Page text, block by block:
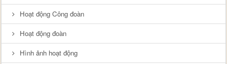
Hoạt động Công đoàn
Hoạt động đoàn
Hình ảnh hoạt động